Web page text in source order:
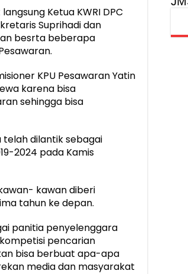
Ketua KWRI DPC
Suprihadi dan
besrta beberapa
KPU Pesawaran Yatin
karena bisa
sehingga bisa
telah dilantik sebagai
2024 pada Kamis
kawan diberi
tahun ke depan.
panitia penyelenggara
pencarian
bisa berbuat apa-apa
media dan masyarakat